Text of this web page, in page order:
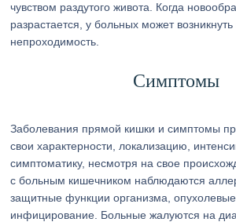
чувством раздутого живота. Когда
разрастается, у больных может
непроходимость.
Симптомы
Заболевания прямой кишки и симптомы
свои характерности, локализацию,
симптоматику, несмотря на свое
с больным кишечником наблюдаются
защитные функции организма,
инфицирование. Больные жалуются на